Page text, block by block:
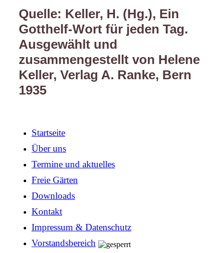
Quelle: Keller, H. (Hg.), Ein
Gotthelf-Wort für jeden Tag.
Ausgewählt und
zusammengestellt von Helene
Keller, Verlag A. Ranke, Bern
1935
Startseite
Über uns
Termine und aktuelles
Freie Gärten
Downloads
Kontakt
Impressum & Datenschutz
Vorstandsbereich